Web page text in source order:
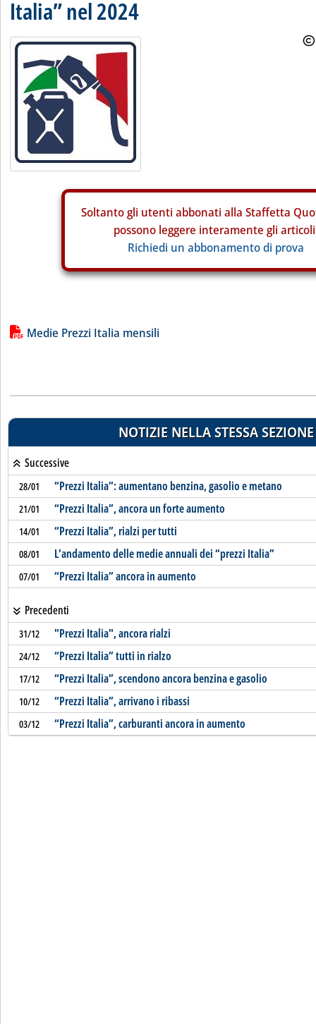
Italia” nel 2024
Soltanto gli utenti abbonati alla Staffetta
possono leggere interamente gli
Richiedi un abbonamento di prova
Lista allegati PDF alla notizia
Medie Prezzi Italia mensili
NOTIZIE NELLA STESSA SEZIONE
Successive
28/01 “Prezzi Italia”: aumentano benzina, gasolio e metano
21/01 “Prezzi Italia”, ancora un forte aumento
14/01 “Prezzi Italia”, rialzi per tutti
08/01 L'andamento delle medie annuali dei “prezzi Italia”
07/01 “Prezzi Italia” ancora in aumento
Precedenti
31/12 "Prezzi Italia", ancora rialzi
24/12 “Prezzi Italia” tutti in rialzo
17/12 “Prezzi Italia”, scendono ancora benzina e gasolio
10/12 “Prezzi Italia”, arrivano i ribassi
03/12 “Prezzi Italia”, carburanti ancora in aumento